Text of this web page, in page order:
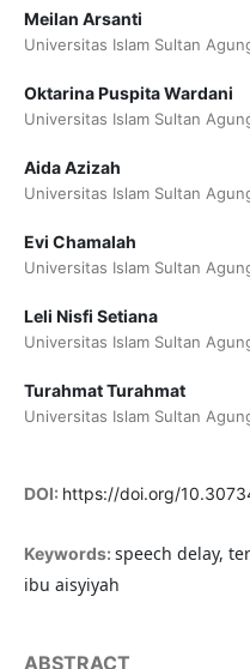
Meilan Arsanti
Universitas Islam Sultan
Oktarina Puspita Wardani
Universitas Islam Sultan
Aida Azizah
Universitas Islam Sultan
Evi Chamalah
Universitas Islam Sultan
Leli Nisfi Setiana
Universitas Islam Sultan
Turahmat Turahmat
Universitas Islam Sultan
DOI: https://doi.org/
Keywords: speech delay,
ibu aisyiyah
ABSTRACT